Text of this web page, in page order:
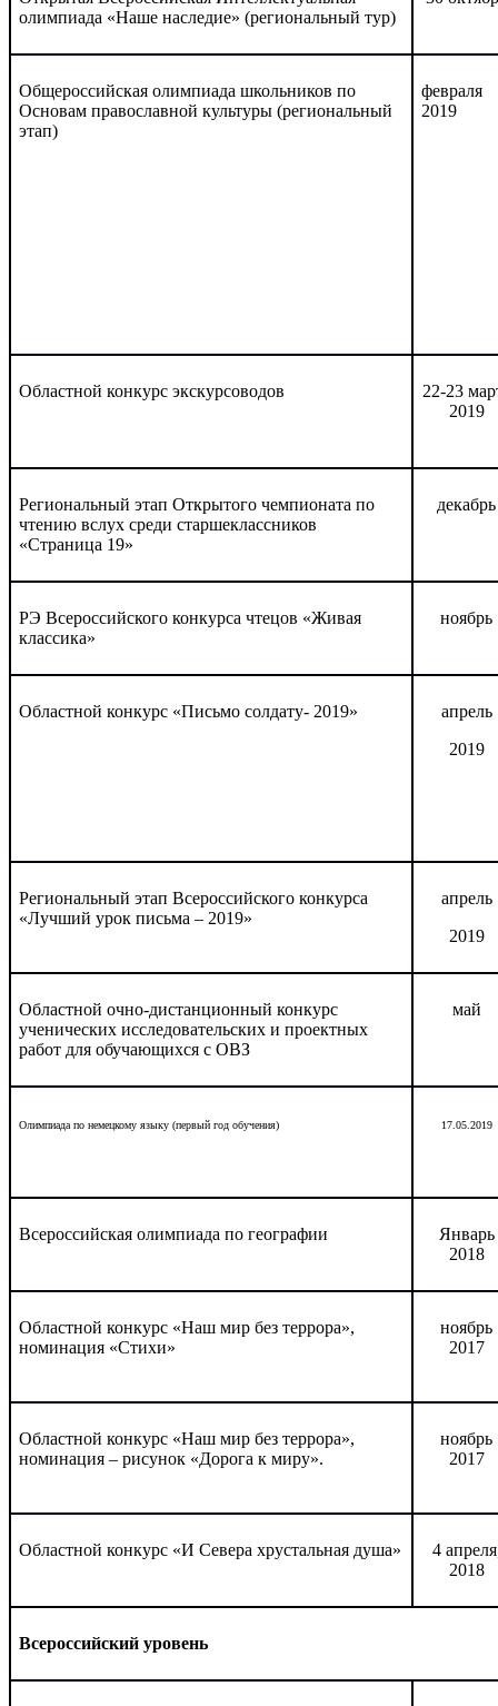
олимпиада «Наше наследие» (региональный тур)
Общероссийская олимпиада школьников по
Основам православной культуры (региональный
этап)
февраля
2019
Областной конкурс экскурсоводов
22-23
2019
Региональный этап Открытого чемпионата по
чтению вслух среди старшеклассников
«Страница 19»
декабрь
РЭ Всероссийского конкурса чтецов «Живая
классика»
ноябрь
Областной конкурс «Письмо солдату- 2019»
апрель
2019
Региональный этап Всероссийского конкурса
«Лучший урок письма – 2019»
апрель
2019
Областной очно-дистанционный конкурс
ученических исследовательских и проектных
работ для обучающихся с ОВЗ
май
Олимпиада по немецкому языку (первый год обучения) 17.05.2019
Всероссийская олимпиада по географии
Январь
2018
Областной конкурс «Наш мир без террора»,
номинация «Стихи»
ноябрь
2017
Областной конкурс «Наш мир без террора»,
номинация – рисунок «Дорога к миру».
ноябрь
2017
Областной конкурс «И Севера хрустальная душа»
4
2018
Всероссийский уровень